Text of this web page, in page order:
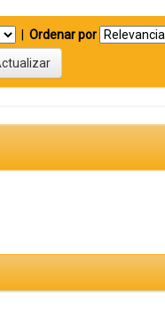
Ordenar por